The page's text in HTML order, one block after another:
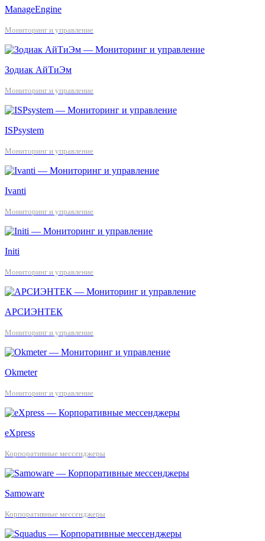
ManageEngine
Мониторинг и управление
Зодиак АйТиЭм
Мониторинг и управление
ISPsystem
Мониторинг и управление
Ivanti
Мониторинг и управление
Initi
Мониторинг и управление
АРСИЭНТЕК
Мониторинг и управление
Okmeter
Мониторинг и управление
eXpress
Корпоративные мессенджеры
Samoware
Корпоративные мессенджеры